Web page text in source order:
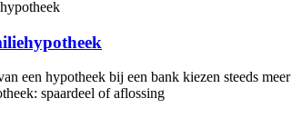
een hypotheek bij een bank kiezen steeds